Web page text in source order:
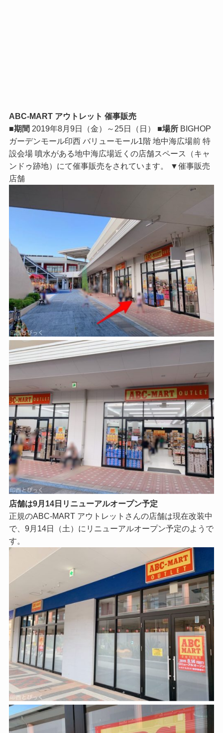
ABC-MART アウトレット 催事販売
■期間 2019年8月9日（金）～25日（日） ■場所BIGHOP
ガーデンモール印西 バリューモール1階 地中海広場前 特
設会場 噴水がある地中海広場近くの店舗スペース（キャ
ンドゥ跡地）にて催事販売をされています。 ▼催事販売
店舗
店舗は9月14日リニューアルオープン予定
正規のABC-MART アウトレットさんの店舗は現在改装中
で、9月14日（土）にリニューアルオープン予定のようで
す。